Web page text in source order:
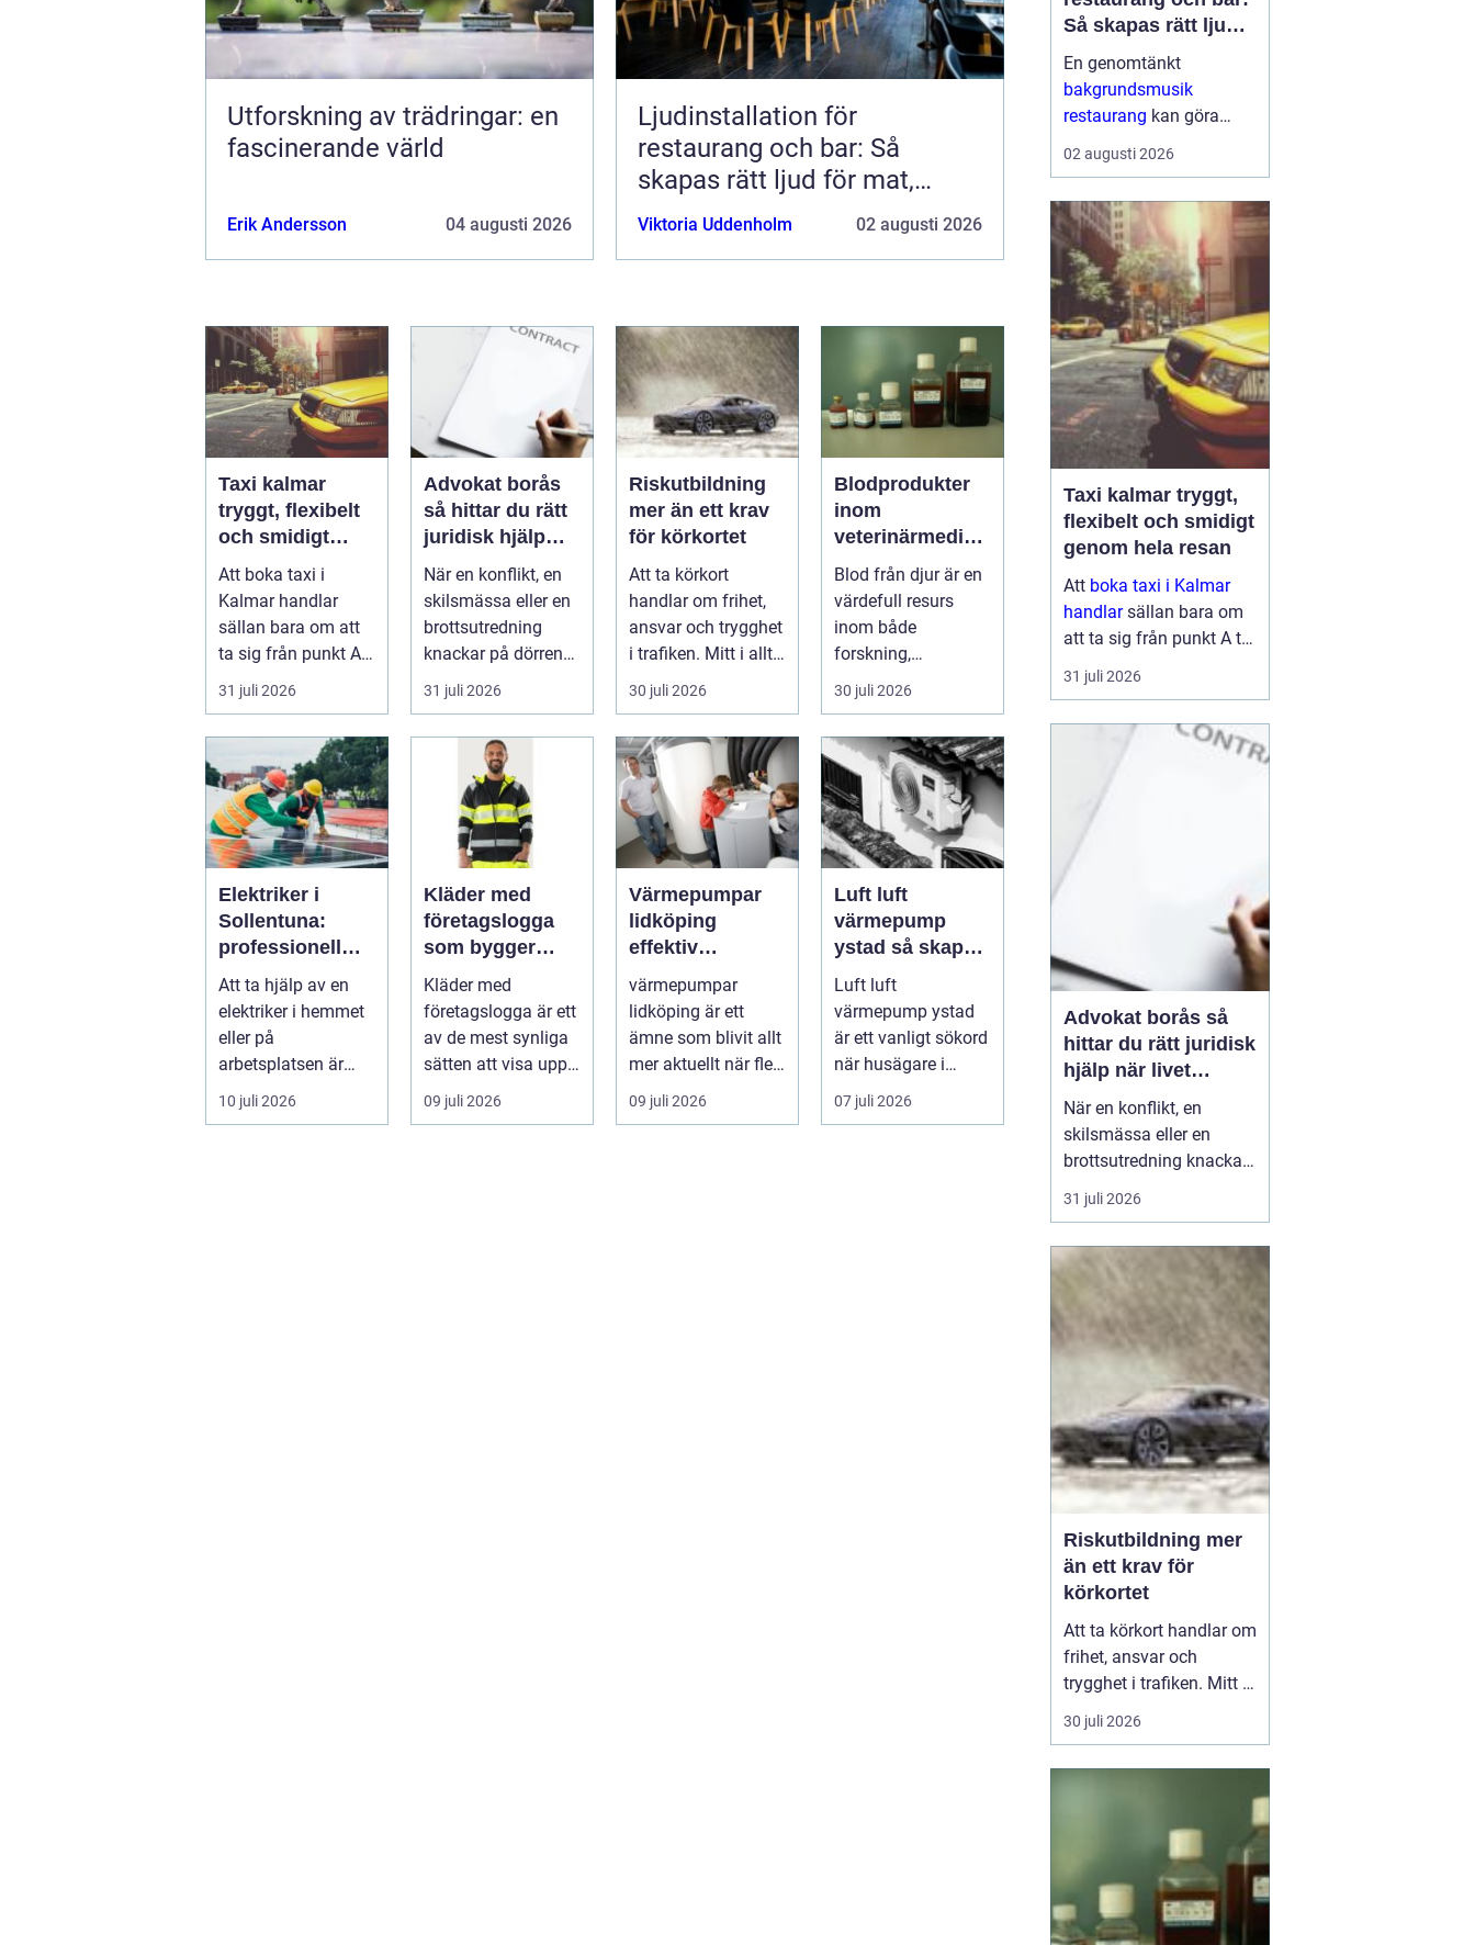
Utforskning av trädringar: en
fascinerande värld
Erik Andersson 04 augusti 2026
Ljudinstallation för
restaurang och bar: Så
skapas rätt ljud för mat,
dryck och stämning
Viktoria Uddenholm 02 augusti 2026
Taxi kalmar
tryggt, flexibelt
och smidigt
genom hela
resan
Att boka taxi i
Kalmar handlar
sällan bara om att
ta sig från punkt A
till punkt B. För
många är res...
31 juli 2026
Advokat borås
så hittar du rätt
juridisk hjälp
när livet
krånglar
När en konflikt, en
skilsmässa eller en
brottsutredning
knackar på dörren
förändras vardagen
snabbt....
31 juli 2026
Riskutbildning
mer än ett krav
för körkortet
Att ta körkort
handlar om frihet,
ansvar och trygghet
i trafiken. Mitt i allt
detta finns
riskutbild...
30 juli 2026
Blodprodukter
inom
veterinärmedici
n funktion,
kvalitet och
användning
Blod från djur är en
värdefull resurs
inom både
forskning,
diagnostik och
veterinärmedicin.
När blod...
30 juli 2026
Elektriker i
Sollentuna:
professionell
hjälp när du
behöver det
Att ta hjälp av en
elektriker i hemmet
eller på
arbetsplatsen är
ofta en nödv&a...
10 juli 2026
Kläder med
företagslogga
som bygger
varumärke i
vardagen
Kläder med
företagslogga är ett
av de mest synliga
sätten att visa upp
ett varum...
09 juli 2026
Värmepumpar
lidköping
effektiv
uppvärmning för
hus och
fastigheter
värmepumpar
lidköping är ett
ämne som blivit allt
mer aktuellt när fler
fastighetsägare vill
kombine...
09 juli 2026
Luft luft
värmepump
ystad så skapar
du ett behagligt
inomhusklimat
Året om
Luft luft
värmepump ystad
är ett vanligt sökord
när husägare i
sydkustens klimat
vill hitta ett smar...
07 juli 2026
Så skapas rätt ljud
för mat, dryck och
stämning
En genomtänkt
bakgrundsmusik
restaurang kan göra
skillnaden mellan en
lokal som gästerna
plats där de g&aum...
02 augusti 2026
Taxi kalmar tryggt,
flexibelt och smidigt
genom hela resan
Att boka taxi i Kalmar
handlarsällan bara om
att ta sig från punkt A till
punkt B. För många är
resan en viktig del av
semestern. En pålitlig
taxiresa kan betyda att
31 juli 2026
Advokat borås så
hittar du rätt juridisk
hjälp när livet
krånglar
När en konflikt, en
skilsmässa eller en
brottsutredning knackar
på dörren förändras
vardagen snabbt.
länge med att kontakta
jurist, ofta av oro för
kostnader eller för att de
inte vet vart de ska
vända sig. Samtidigt kan
31 juli 2026
Riskutbildning mer
än ett krav för
körkortet
Att ta körkort handlar om
frihet, ansvar och
trygghet i trafiken. Mitt i
allt detta finns
riskutbildning, som
tanke: att ge blivande
förare en realistisk bild
av r...
30 juli 2026